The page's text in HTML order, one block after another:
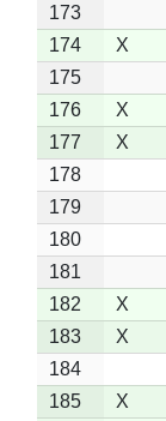
173
174
X
175
176
X
177
X
178
179
180
181
182
X
183
X
184
185
X